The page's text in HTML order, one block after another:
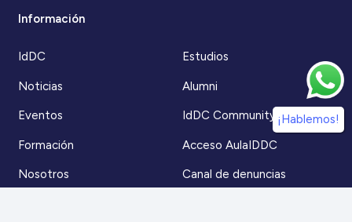
Información
IdDC
Noticias
Eventos
Formación
Nosotros
Estudios
Alumni
IdDC Community
Acceso AulaIDDC
Canal de denuncias
¡Hablemos!